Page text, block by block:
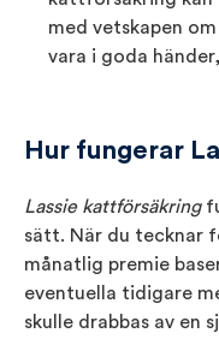
med vetskapen
vara i goda
Hur fungerar
Lassie kattförsäkring
sätt. När du tecknar
månatlig premie
eventuella tidigare
skulle drabbas av en